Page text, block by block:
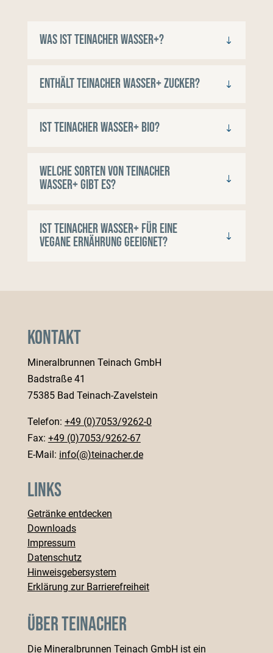
Was ist Teinacher Wasser+?
Enthält Teinacher Wasser+ Zucker?
Ist Teinacher Wasser+ Bio?
Welche Sorten von Teinacher
Wasser+ gibt es?
Ist Teinacher Wasser+ für eine
vegane Ernährung geeignet?
Kontakt
Mineralbrunnen Teinach GmbH
Badstraße 41
75385 Bad Teinach-Zavelstein
Telefon: +49 (0)7053/9262-0
Fax: +49 (0)7053/9262-67
E-Mail: info(@)teinacher.de
Links
Getränke entdecken
Downloads
Impressum
Datenschutz
Hinweisgebersystem
Erklärung zur Barrierefreiheit
Über Teinacher
Die Mineralbrunnen Teinach GmbH ist ein